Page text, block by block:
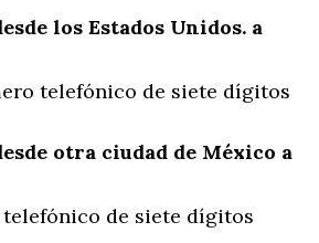
los Estados Unidos. a
telefónico de siete dígitos
otra ciudad de México a
telefónico de siete dígitos